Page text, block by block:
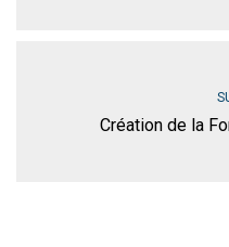
Création de la